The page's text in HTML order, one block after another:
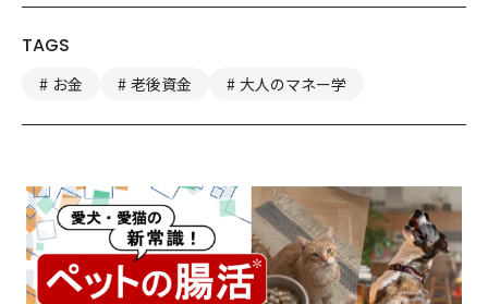
TAGS
お金 老後資金 大人のマネー学